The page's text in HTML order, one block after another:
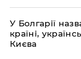
У Болгарії
країні,
Києва